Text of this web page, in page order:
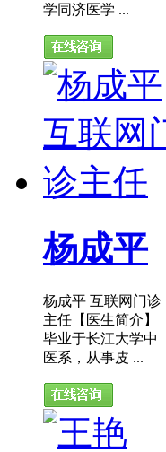
学同济医学 ...
杨成平
杨成平 互联网门诊
主任【医生简介】
毕业于长江大学中
医系，从事皮 ...